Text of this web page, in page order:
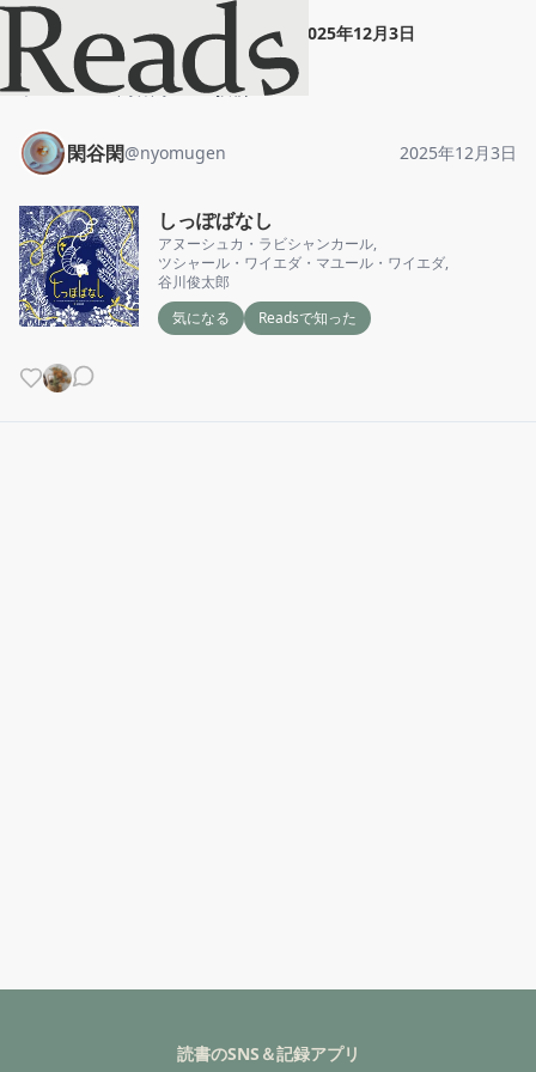
閑谷閑 しっぽばなし 2025年12月3日
ホーム 閑谷閑 投稿
閑谷閑@nyomugen 2025年12月3日
しっぽばなし
アヌーシュカ・ラビシャンカール,
ツシャール・ワイエダ・マユール・ワイエダ,
谷川俊太郎
気になる
Readsで知った
読書のSNS＆記録アプリ